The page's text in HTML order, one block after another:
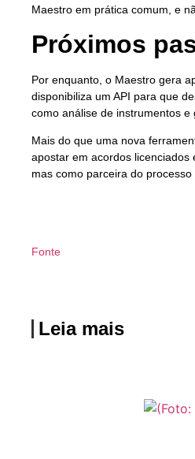
Maestro em prática comum, e
Próximos
Por enquanto, o Maestro gera
disponibiliza um API para que
como análise de instrumentos
Mais do que uma nova
apostar em acordos
mas como parceira do processo
Fonte
Leia mais